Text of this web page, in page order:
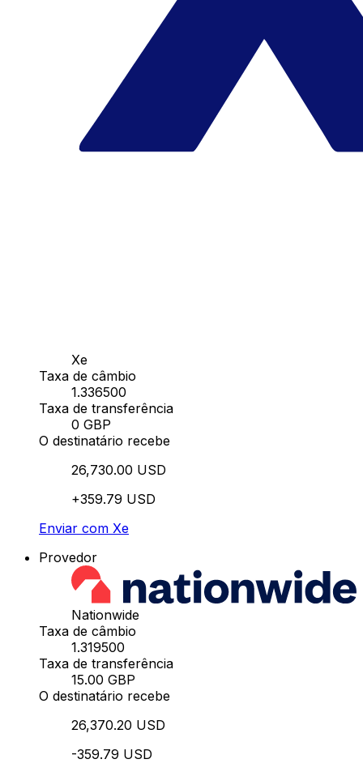
Xe
Taxa de câmbio
1.336500
Taxa de transferência
0 GBP
O destinatário recebe
26,730.00 USD
+359.79 USD
Enviar com Xe
Provedor
Nationwide
Taxa de câmbio
1.319500
Taxa de transferência
15.00 GBP
O destinatário recebe
26,370.20 USD
-359.79 USD